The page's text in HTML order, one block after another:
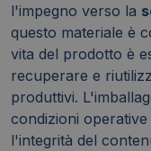
l'impegno verso la
questo materiale è
vita del prodotto è
recuperare e
produttivi.
condizioni
l'integrità del